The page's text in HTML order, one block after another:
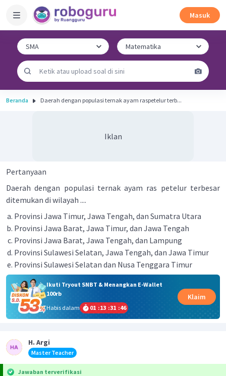
Masuk
Beranda Daerah dengan populasi ternak ayam raspetelur terb...
Iklan
Pertanyaan
Daerah dengan populasi ternak ayam ras petelur terbesar
ditemukan di wilayah ....
Provinsi Jawa Timur, Jawa Tengah, dan Sumatra Utara
Provinsi Jawa Barat, Jawa Timur, dan Jawa Tengah
Provinsi Jawa Barat, Jawa Tengah, dan Lampung
Provinsi Sulawesi Selatan, Jawa Tengah, dan Jawa Timur
Provinsi Sulawesi Selatan dan Nusa Tenggara Timur
Ikuti Tryout SNBT & Menangkan E-Wallet
100rb
Habis dalam
01 :13 :31 :46
Klaim
H. Argi
Master Teacher
Jawaban terverifikasi